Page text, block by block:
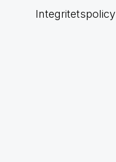
Integritetspolicy